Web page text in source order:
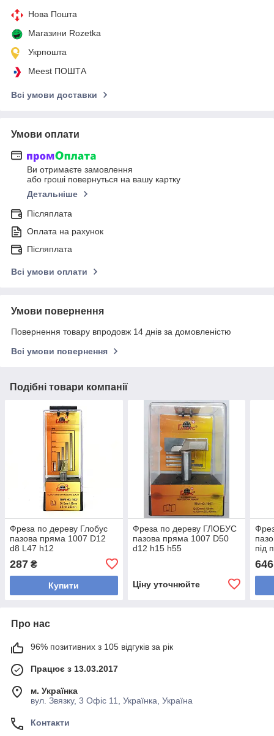
Нова Пошта
Магазини Rozetka
Укрпошта
Meest ПОШТА
Всі умови доставки
Умови оплати
Ви отримаєте замовлення
або гроші повернуться на вашу картку
Детальніше
Післяплата
Оплата на рахунок
Післяплата
Всі умови оплати
Умови повернення
Повернення товару впродовж 14 днів за домовленістю
Всі умови повернення
Подібні товари компанії
Фреза по дереву Глобус
пазова пряма 1007 D12
d8 L47 h12
287 ₴
Купити
Фреза по дереву ГЛОБУС
пазова пряма 1007 D50
d12 h15 h55
Ціну уточнюйте
під
646
Про нас
96% позитивних з 105 відгуків за рік
Працює з 13.03.2017
м. Українка
вул. Звязку, 3 Офіс 11, Українка, Україна
Контакти